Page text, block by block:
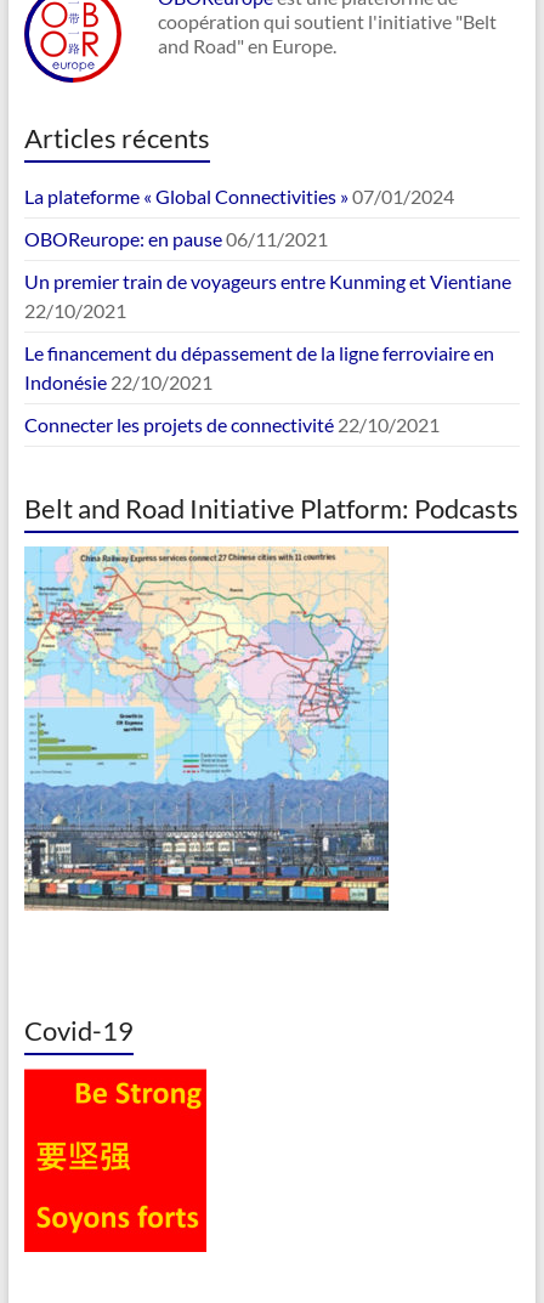
coopération qui soutient l'initiative "Belt
and Road" en Europe.
Articles récents
La plateforme « Global Connectivities »07/01/2024
OBOReurope: en pause06/11/2021
Un premier train de voyageurs entre Kunming et Vientiane
22/10/2021
Le financement du dépassement de la ligne ferroviaire en
Indonésie 22/10/2021
Connecter les projets de connectivité 22/10/2021
Belt and Road Initiative Platform: Podcasts
Covid-19